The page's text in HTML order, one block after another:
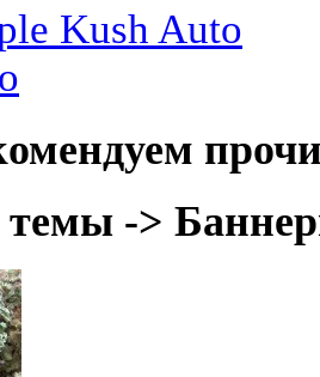
Kush Auto
->